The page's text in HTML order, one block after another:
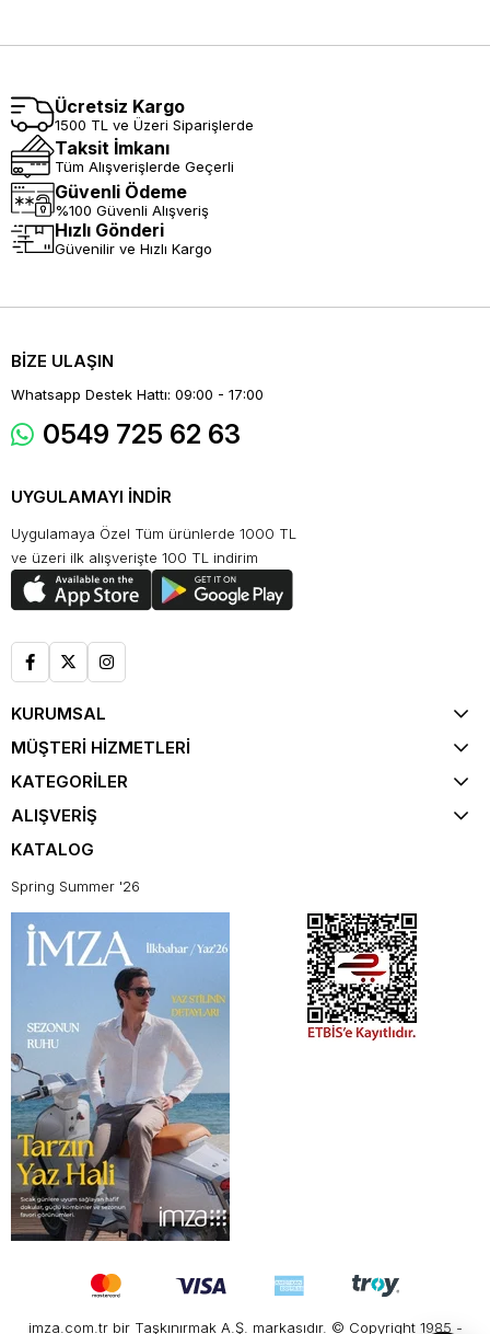
Ücretsiz Kargo
1500 TL ve Üzeri Siparişlerde
Taksit İmkanı
Tüm Alışverişlerde Geçerli
Güvenli Ödeme
%100 Güvenli Alışveriş
Hızlı Gönderi
Güvenilir ve Hızlı Kargo
BİZE ULAŞIN
Whatsapp Destek Hattı: 09:00 - 17:00
0549 725 62 63
UYGULAMAYI İNDİR
Uygulamaya Özel Tüm ürünlerde 1000 TL
ve üzeri ilk alışverişte 100 TL indirim
KURUMSAL
MÜŞTERİ HİZMETLERİ
KATEGORİLER
ALIŞVERİŞ
KATALOG
Spring Summer '26
imza.com.tr bir Taşkınırmak A.Ş. markasıdır. © Copyright 1985 -